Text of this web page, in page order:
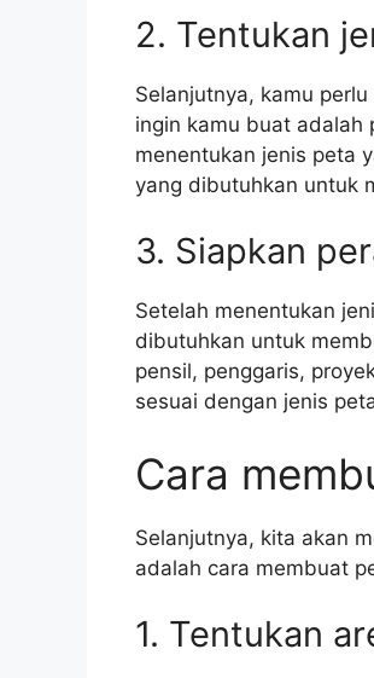
2. Tentukan
Selanjutnya, kamu
ingin kamu buat adalah
menentukan jenis peta
yang dibutuhkan untuk
3. Siapkan
Setelah menentukan
dibutuhkan untuk
pensil, penggaris,
sesuai dengan jenis
Cara
Selanjutnya, kita akan
adalah cara membuat
1. Tentukan